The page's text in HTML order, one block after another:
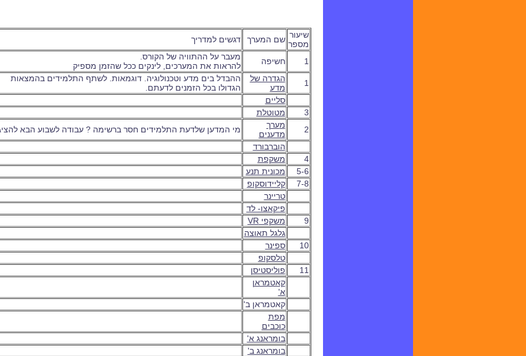
שיעור
מספר שם המערך דגשים למדריך
1 חשיפה
מעבר על ההתוויה של הקורס.
להראות את המערכים, לינקים ככל שהזמן מספיק
1
הגדרה של
מדע
ההבדל בים מדע וטכנולוגיה. דוגמאות. לשתף התלמידים בהמצאות
הגדולו בכל הזמנים לדעתם.
סליים
3
מטוטלת
2
מערך
מדענים
מי המדען שלדעת התלמידים חסר ברשימה ? עבודה לשבוע הבא
הוברבורד
4
משקפת
5-6
מכונית תנע
7-8
קליידוסקופ
טריינר
פיקאצו- לד
9
משקפי VR
גלגל תאוצה
10
ספינר
טלסקופ
11
פוליסטיסן
קאטמראן
א'
קאטמראן ב'
מפת
כוכבים
בומראנג א'
בומראנג ב'